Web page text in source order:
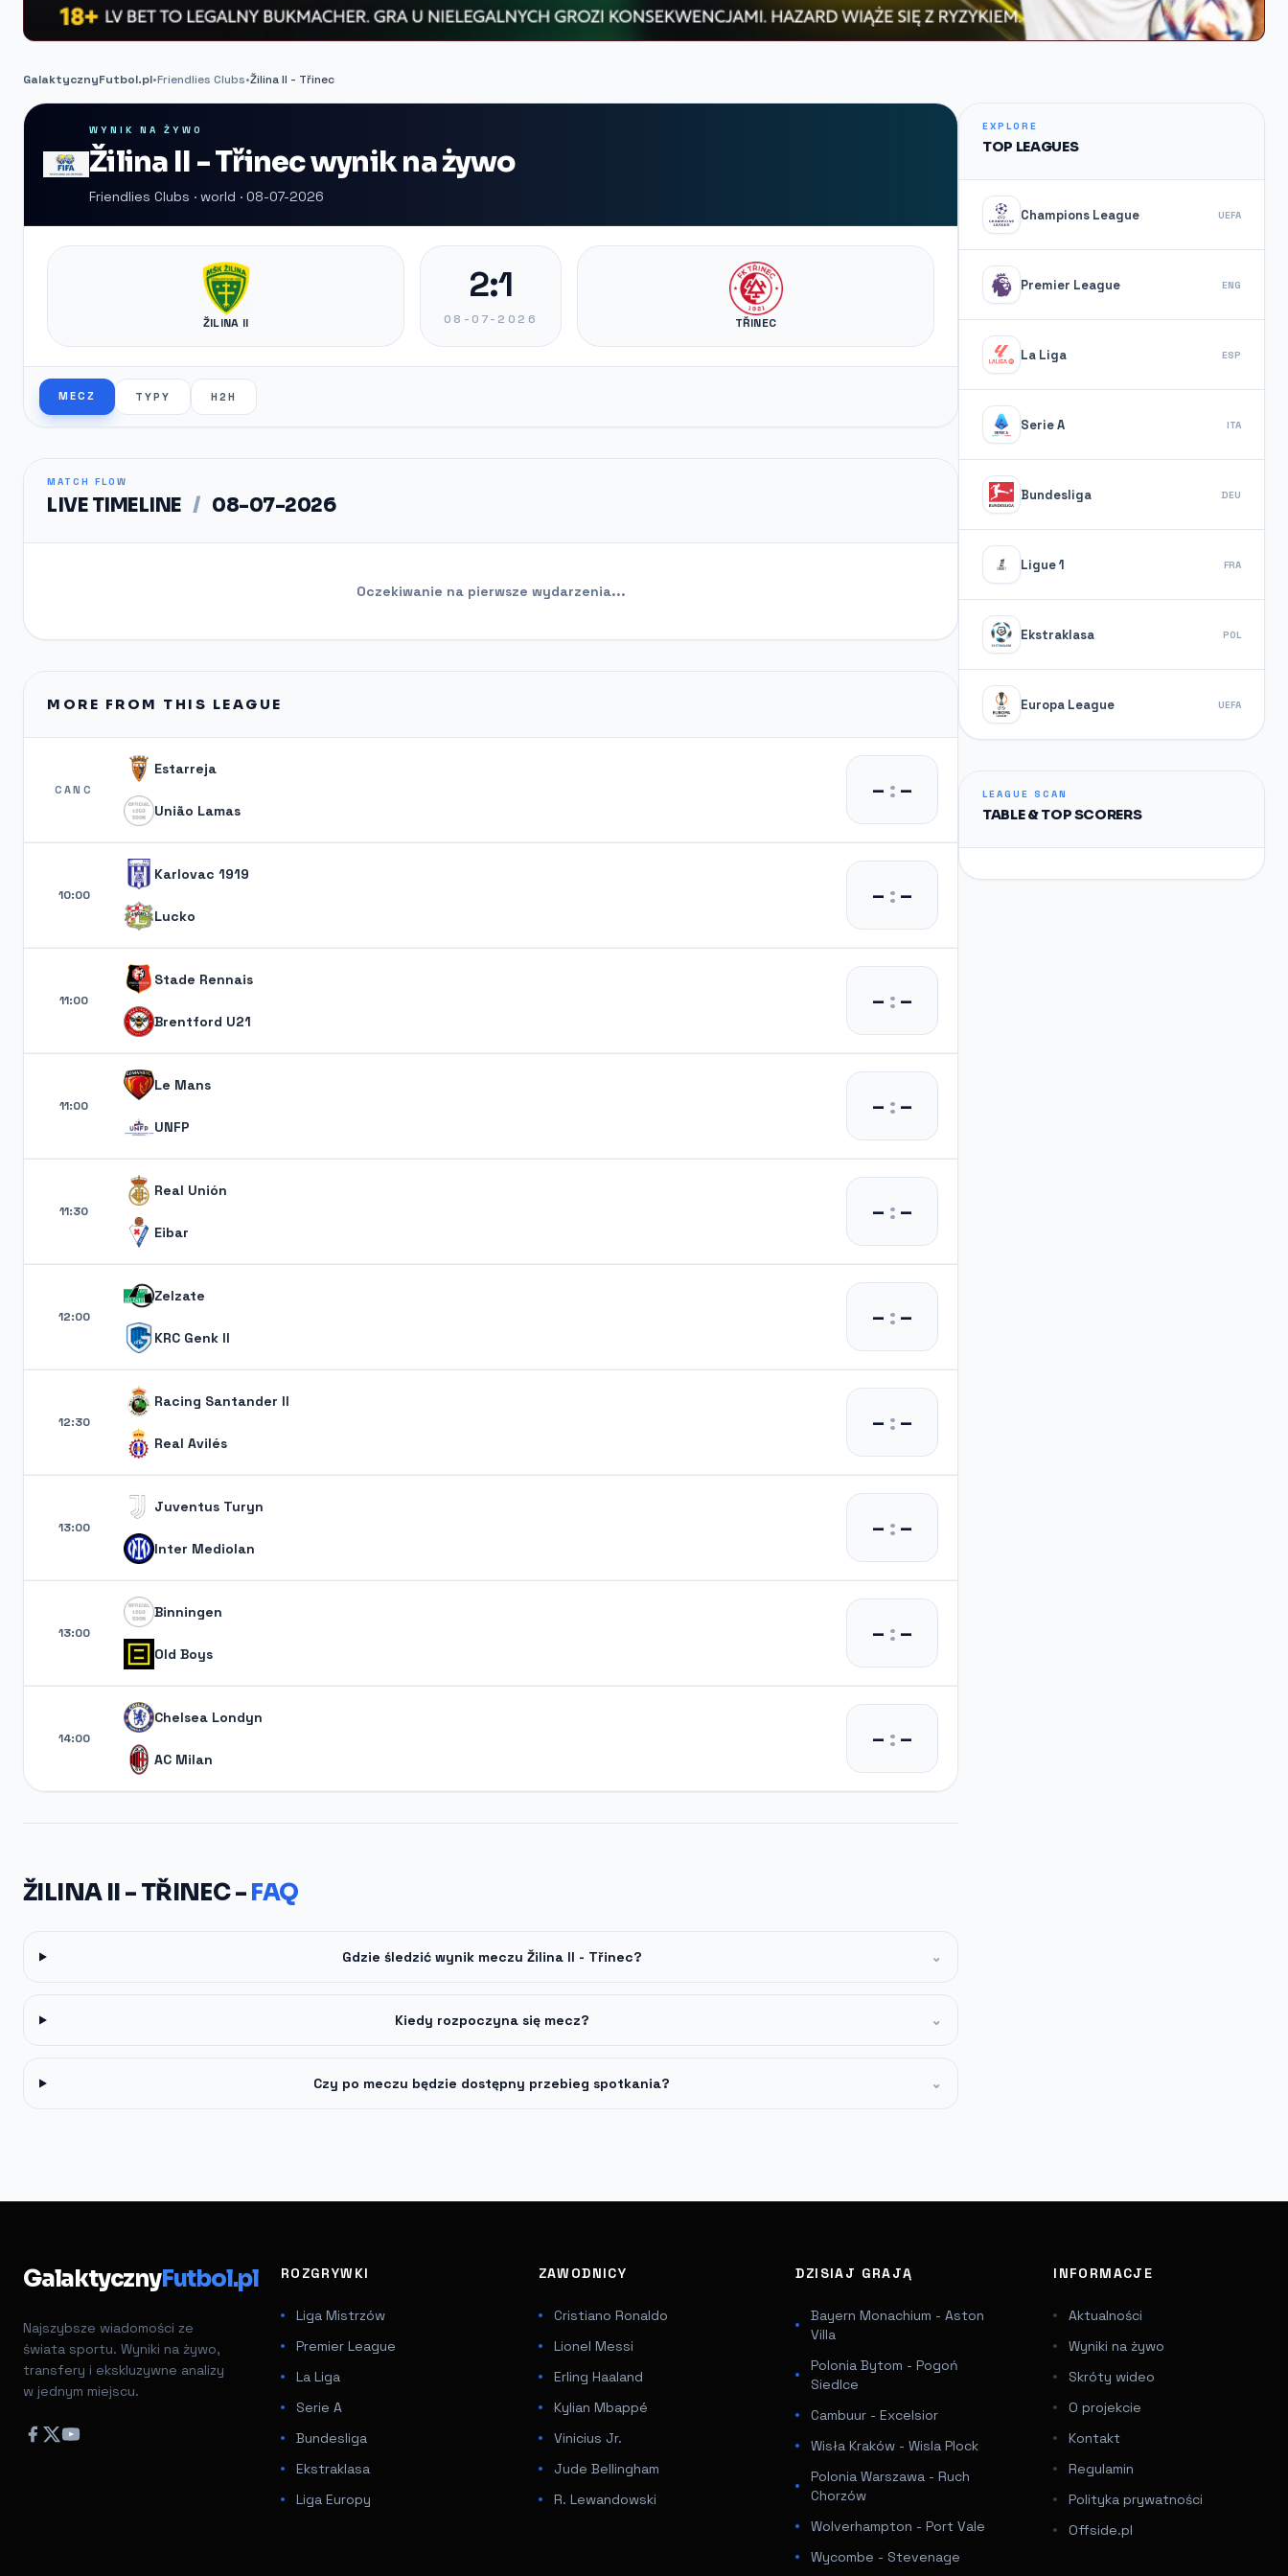
GalaktycznyFutbol.pl•Friendlies Clubs•Žilina II - Třinec
WYNIK NA ŻYWO
Žilina II - Třinec wynik na żywo
Friendlies Clubs · world · 08-07-2026
ŽILINA II
2:1
08-07-2026 TŘINEC
MECZ TYPY H2H
MATCH FLOW
LIVE TIMELINE / 08-07-2026
Oczekiwanie na pierwsze wydarzenia...
MORE FROM THIS LEAGUE
CANC
Estarreja
União Lamas
– :–
10:00
Karlovac 1919
Lucko
– :–
11:00
Stade Rennais
Brentford U21
– :–
11:00
Le Mans
UNFP
– :–
11:30
Real Unión
Eibar
– :–
12:00
Zelzate
KRC Genk II
– :–
12:30
Racing Santander II
Real Avilés
– :–
13:00
Juventus Turyn
Inter Mediolan
– :–
13:00
Binningen
Old Boys
– :–
14:00
Chelsea Londyn
AC Milan
– :–
ŽILINA II - TŘINEC - FAQ
Gdzie śledzić wynik meczu Žilina II - Třinec? ⌄
Kiedy rozpoczyna się mecz? ⌄
Czy po meczu będzie dostępny przebieg spotkania? ⌄
EXPLORE
TOP LEAGUES
Champions League UEFA
Premier League ENG
La Liga ESP
Serie A ITA
Bundesliga DEU
Ligue 1 FRA
Ekstraklasa POL
Europa League UEFA
LEAGUE SCAN
TABLE & TOP SCORERS
GalaktycznyFutbol.pl
Najszybsze wiadomości ze
świata sportu. Wyniki na żywo,
transfery i ekskluzywne analizy
w jednym miejscu.
ROZGRYWKI
Liga Mistrzów
Premier League
La Liga
Serie A
Bundesliga
Ekstraklasa
Liga Europy
ZAWODNICY
Cristiano Ronaldo
Lionel Messi
Erling Haaland
Kylian Mbappé
Vinicius Jr.
Jude Bellingham
R. Lewandowski
DZISIAJ GRAJĄ
Bayern Monachium - Aston
Villa
Polonia Bytom - Pogoń
Siedlce
Cambuur - Excelsior
Wisła Kraków - Wisla Plock
Polonia Warszawa - Ruch
Chorzów
Wolverhampton - Port Vale
Wycombe - Stevenage
INFORMACJE
Aktualności
Wyniki na żywo
Skróty wideo
O projekcie
Kontakt
Regulamin
Polityka prywatności
Offside.pl